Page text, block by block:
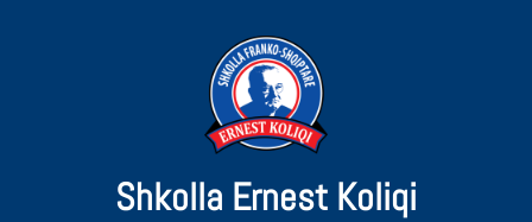
Shkolla Ernest Koliqi